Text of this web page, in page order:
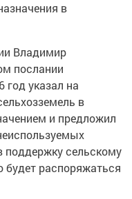
в
Владимир
послании
указал на
в
и предложил
поддержку сельскому
будет распоряжаться